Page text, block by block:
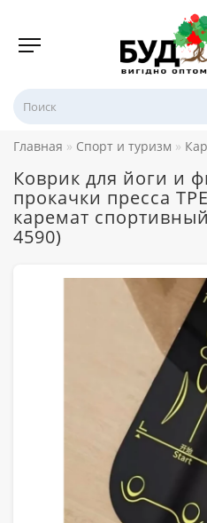
Главная Спорт и туризм
Коврик для йоги и
прокачки пресса
каремат
4590)